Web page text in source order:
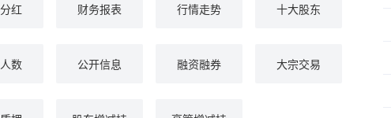
红 财务报表 行情走势 十大股东
数 公开信息 融资融券 大宗交易